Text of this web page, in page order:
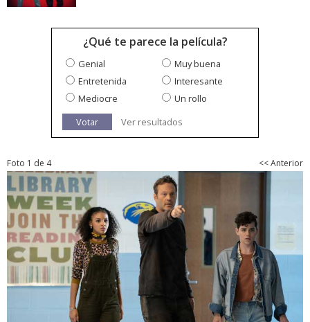
¿Qué te parece la película?
Genial
Muy buena
Entretenida
Interesante
Mediocre
Un rollo
Votar
Ver resultados
Foto 1 de 4 << Anterior